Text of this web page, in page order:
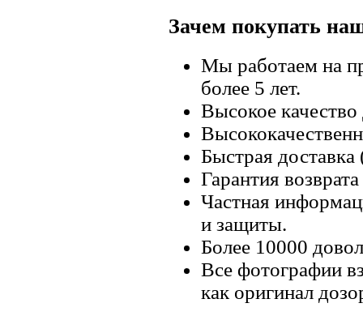
Зачем покупать
Мы работаем на
более 5 лет.
Высокое
Быстрая
Гарантия возврата
Частная
и защиты.
Более 10000
Все фотографии
как оригинал